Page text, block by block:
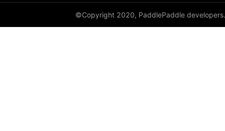
©Copyright 2020, PaddlePaddle developers.